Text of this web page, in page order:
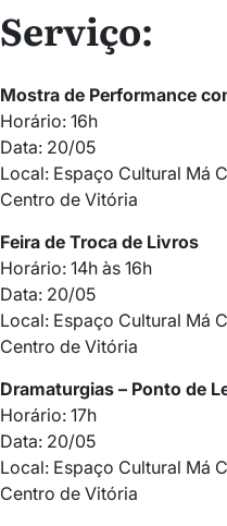
Serviço:
Mostra de Performance
Horário: 16h
Data: 20/05
Local: Espaço Cultural Má
Centro de Vitória
Feira de Troca de Livros
Horário: 14h às 16h
Data: 20/05
Local: Espaço Cultural Má
Centro de Vitória
Dramaturgias – Ponto de
Horário: 17h
Data: 20/05
Local: Espaço Cultural Má
Centro de Vitória